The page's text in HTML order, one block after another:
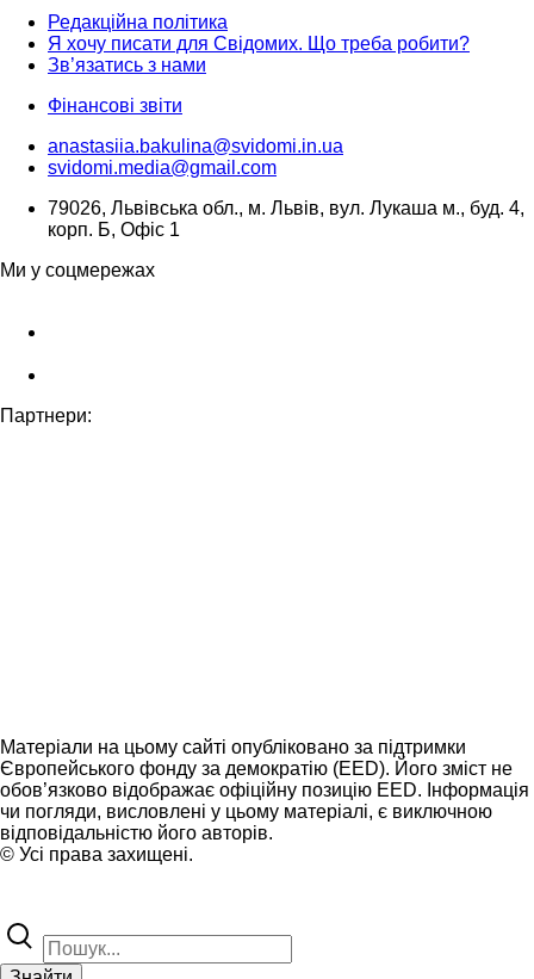
Редакційна політика
Я хочу писати для Свідомих. Що треба робити?
Зв’язатись з нами
Фінансові звіти
anastasiia.bakulina@svidomi.in.ua
svidomi.media@gmail.com
79026, Львівська обл., м. Львів, вул. Лукаша м., буд. 4,
корп. Б, Офіс 1
Ми у соцмережах
Партнери:
Матеріали на цьому сайті опубліковано за підтримки
Європейського фонду за демократію (EED). Його зміст не
обов’язково відображає офіційну позицію EED. Інформація
чи погляди, висловлені у цьому матеріалі, є виключною
відповідальністю його авторів.
© Усі права захищені.